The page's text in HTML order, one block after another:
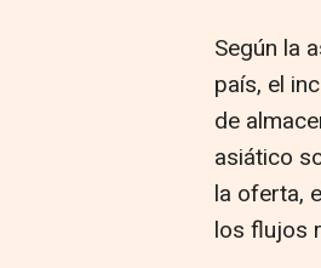
Según la
país, el
de
asiático
la oferta,
los flujos